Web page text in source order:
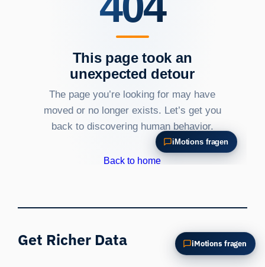
Get Richer Data iMotions fragen
Diesen Artikel zusammenfassen
Warum ist das wichtig?